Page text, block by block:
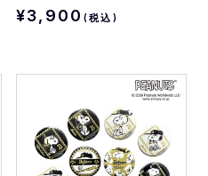
¥3,900 (税込)